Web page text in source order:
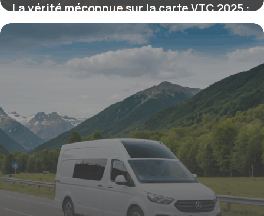
La vérité méconnue sur la carte VTC 2025 :
passez directement sans formation grâce
à cette équivalence exclusive
20 octobre 2025